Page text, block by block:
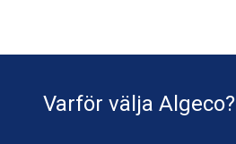
Varför välja Algeco?